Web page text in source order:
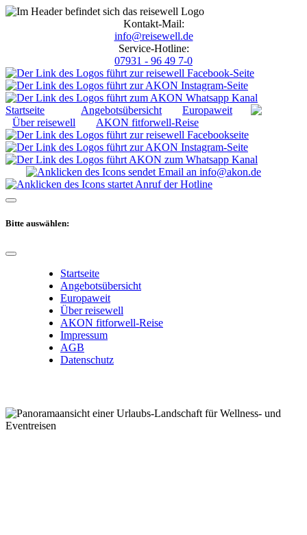
Kontakt-Mail:
info@reisewell.de
Service-Hotline:
07931 - 96 49 7-0
Startseite Angebotsübersicht
Europaweit
Über reisewell
AKON fitforwell-Reise
Bitte auswählen:
Startseite
Angebotsübersicht
Europaweit
Über reisewell
AKON fitforwell-Reise
Impressum
AGB
Datenschutz